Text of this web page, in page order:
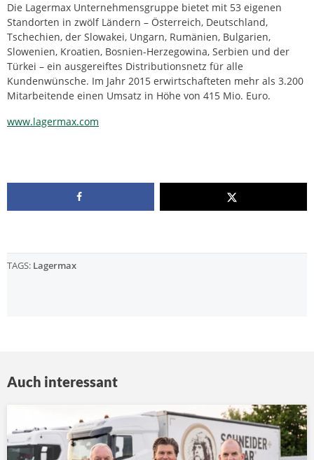
Die Lagermax Unternehmensgruppe bietet mit 53 eigenen
Standorten in zwölf Ländern – Österreich, Deutschland,
Tschechien, der Slowakei, Ungarn, Rumänien, Bulgarien,
Slowenien, Kroatien, Bosnien-Herzegowina, Serbien und der
Türkei – ein ausgereiftes Distributionsnetz für alle
Kundenwünsche. Im Jahr 2015 erwirtschafteten mehr als 3.200
Mitarbeitende einen Umsatz in Höhe von 415 Mio. Euro.
www.lagermax.com
TAGS: Lagermax
Auch interessant